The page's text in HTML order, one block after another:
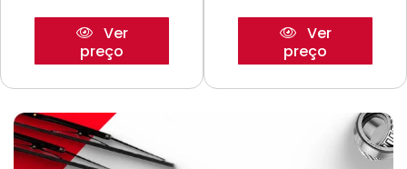
Ver
preço
Ver
preço